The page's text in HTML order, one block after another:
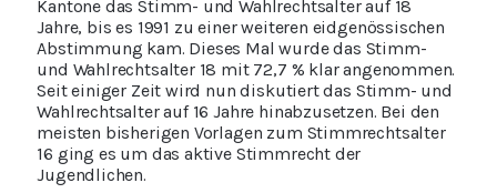
Kantone das Stimm- und Wahlrechtsalter auf 18
Jahre, bis es 1991 zu einer weiteren eidgenössischen
Abstimmung kam. Dieses Mal wurde das Stimm-
und Wahlrechtsalter 18 mit 72,7 % klar angenommen.
Seit einiger Zeit wird nun diskutiert das Stimm- und
Wahlrechtsalter auf 16 Jahre hinabzusetzen. Bei den
meisten bisherigen Vorlagen zum Stimmrechtsalter
16 ging es um das aktive Stimmrecht der
Jugendlichen.